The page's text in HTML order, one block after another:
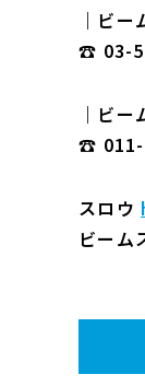
｜ビー
☎ 03-
｜ビ
☎
スロウ
ビーム